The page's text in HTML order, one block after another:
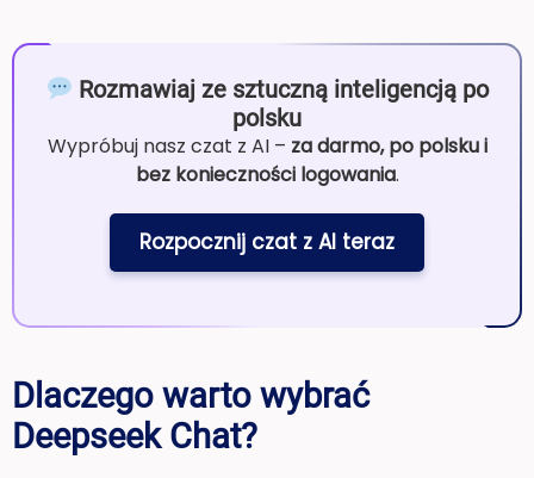
Rozmawiaj ze sztuczną inteligencją po
polsku
Wypróbuj nasz czat z AI – za darmo, po polsku i
bez konieczności logowania.
Rozpocznij czat z AI teraz
Dlaczego warto wybrać
Deepseek Chat?